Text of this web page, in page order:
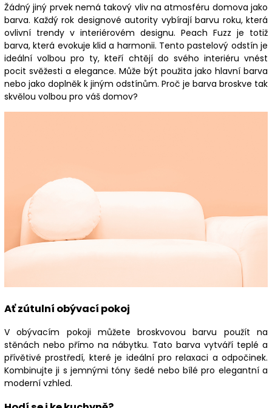
Žádný jiný prvek nemá takový vliv na atmosféru domova jako
barva. Každý rok designové autority vybírají barvu roku, která
ovlivní trendy v interiérovém designu. Peach Fuzz je totiž
barva, která evokuje klid a harmonii. Tento pastelový odstín je
ideální volbou pro ty, kteří chtějí do svého interiéru vnést
pocit svěžesti a elegance. Může být použita jako hlavní barva
nebo jako doplněk k jiným odstínům. Proč je barva broskve tak
skvělou volbou pro váš domov?
Ať zútulní obývací pokoj
V obývacím pokoji můžete broskvovou barvu použít na
stěnách nebo přímo na nábytku. Tato barva vytváří teplé a
přívětivé prostředí, které je ideální pro relaxaci a odpočinek.
Kombinujte ji s jemnými tóny šedé nebo bílé pro elegantní a
moderní vzhled.